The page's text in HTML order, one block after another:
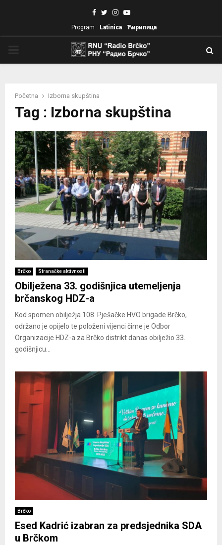
Facebook
TwitterInstagram
Youtube
Program Latinica Ћирилица
Početna Izborna skupština
Tag : Izborna skupština
Brčko Stranačke aktivnosti
Obilježena 33. godišnjica utemeljenja
brčanskog HDZ-a
Kod spomen obilježja 108. Pješačke HVO brigade Brčko,
održano je opijelo te položeni vijenci čime je Odbor
Organizacije HDZ-a za Brčko distrikt danas obilježio 33.
godišnjicu...
Brčko
Esed Kadrić izabran za predsjednika SDA
u Brčkom